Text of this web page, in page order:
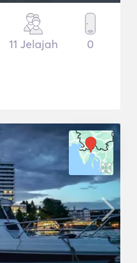
11 Jelajah 0